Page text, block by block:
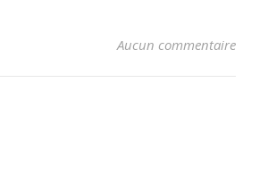
Aucun commentaire